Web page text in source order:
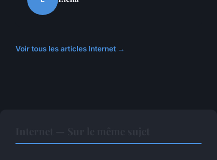
Voir tous les articles Internet →